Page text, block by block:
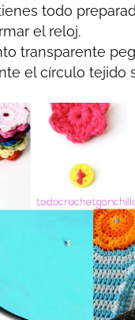
todo
el reloj.
transparente
el círculo tejido